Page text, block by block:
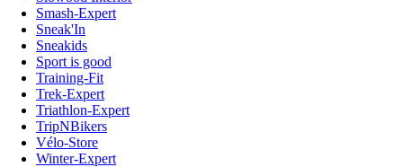
Smash-Expert
Sneak'In
Sneakids
Sport is good
Training-Fit
Trek-Expert
Triathlon-Expert
TripNBikers
Vélo-Store
Winter-Expert